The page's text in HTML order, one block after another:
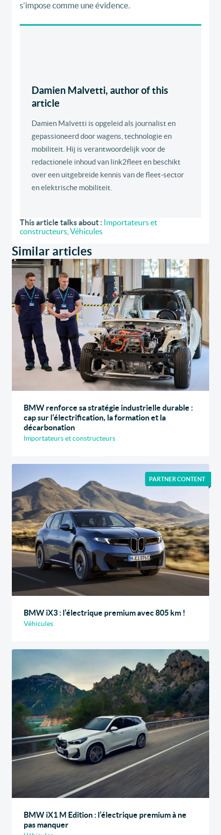
s’impose comme une évidence.
Damien Malvetti, author of this
article
Damien Malvetti is opgeleid als journalist en
gepassioneerd door wagens, technologie en
mobiliteit. Hij is verantwoordelijk voor de
redactionele inhoud van link2fleet en beschikt
over een uitgebreide kennis van de fleet-sector
en elektrische mobiliteit.
This article talks about : Importateurs et
constructeurs Véhicules
Similar articles
BMW renforce sa stratégie industrielle durable :
cap sur l’électrification, la formation et la
décarbonation
Importateurs et constructeurs
PARTNER CONTENT
BMW iX3 : l’électrique premium avec 805 km !
Véhicules
BMW iX1 M Edition : l’électrique premium à ne
pas manquer